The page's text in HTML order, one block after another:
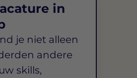
in
je niet alleen
andere
skills,